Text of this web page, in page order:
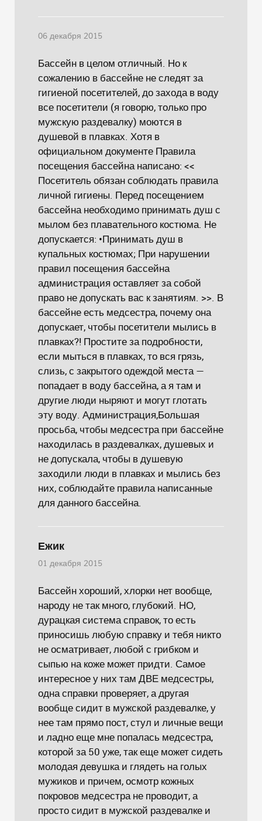
06 декабря 2015
Бассейн в целом отличный. Но к
сожалению в бассейне не следят за
гигиеной посетителей, до захода в воду
все посетители (я говорю, только про
мужскую раздевалку) моются в
душевой в плавках. Хотя в
официальном документе Правила
посещения бассейна написано: <<
Посетитель обязан соблюдать правила
личной гигиены. Перед посещением
бассейна необходимо принимать душ с
мылом без плавательного костюма. Не
допускается: •Принимать душ в
купальных костюмах; При нарушении
правил посещения бассейна
администрация оставляет за собой
право не допускать вас к занятиям. >>. В
бассейне есть медсестра, почему она
допускает, чтобы посетители мылись в
плавках?! Простите за подробности,
если мыться в плавках, то вся грязь,
слизь, с закрытого одеждой места —
попадает в воду бассейна, а я там и
другие люди ныряют и могут глотать
эту воду. Администрация,Большая
просьба, чтобы медсестра при бассейне
находилась в раздевалках, душевых и
не допускала, чтобы в душевую
заходили люди в плавках и мылись без
них, соблюдайте правила написанные
для данного бассейна.
Ежик
01 декабря 2015
Бассейн хороший, хлорки нет вообще,
народу не так много, глубокий. НО,
дурацкая система справок, то есть
приносишь любую справку и тебя никто
не осматривает, любой с грибком и
сыпью на коже может придти. Самое
интересное у них там ДВЕ медсестры,
одна справки проверяет, а другая
вообще сидит в мужской раздевалке, у
нее там прямо пост, стул и личные вещи
и ладно еще мне попалась медсестра,
которой за 50 уже, так еще может сидеть
молодая девушка и глядеть на голых
мужиков и причем, осмотр кожных
покровов медсестра не проводит, а
просто сидит в мужской раздевалке и